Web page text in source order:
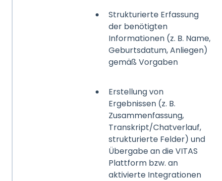
Strukturierte Erfassung
der benötigten
Informationen (z. B. Name,
Geburtsdatum, Anliegen)
gemäß Vorgaben
Erstellung von
Ergebnissen (z. B.
Zusammenfassung,
Transkript/Chatverlauf,
strukturierte Felder) und
Übergabe an die VITAS
Plattform bzw. an
aktivierte Integrationen